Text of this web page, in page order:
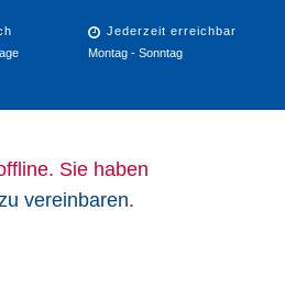
Jederzeit erreichbar
Montag - Sonntag
Sie haben
vereinbaren.